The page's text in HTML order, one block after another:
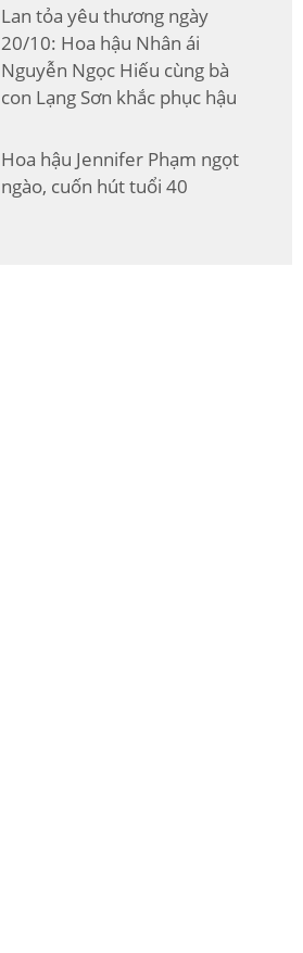
Lan tỏa yêu thương ngày
20/10: Hoa hậu Nhân ái
Nguyễn Ngọc Hiếu cùng bà
con Lạng Sơn khắc phục hậu
Hoa hậu Jennifer Phạm ngọt
ngào, cuốn hút tuổi 40